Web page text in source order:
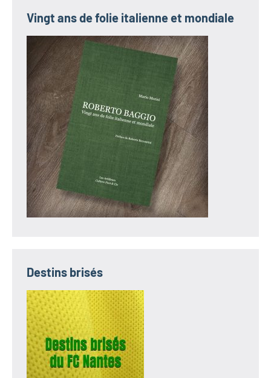
Vingt ans de folie italienne et mondiale
Destins brisés